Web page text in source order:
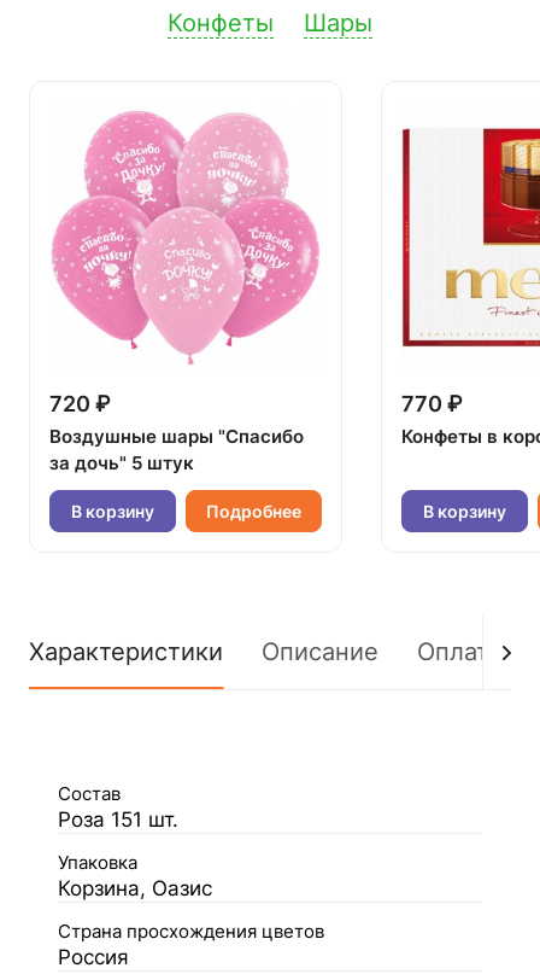
Конфеты Шары
720 ₽
Воздушные шары "Спасибо
за дочь" 5 штук
В корзину Подробнее
770 ₽
Конфеты в
В корзину
Характеристики Описание Оплата
Состав
Роза 151 шт.
Упаковка
Корзина, Оазис
Страна просхождения цветов
Россия